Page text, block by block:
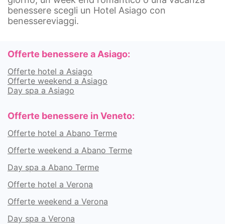
benessere scegli un Hotel Asiago con
benessereviaggi.
Offerte benessere a Asiago:
Offerte hotel a Asiago
Offerte weekend a Asiago
Day spa a Asiago
Offerte benessere in Veneto:
Offerte hotel a Abano Terme
Offerte weekend a Abano Terme
Day spa a Abano Terme
Offerte hotel a Verona
Offerte weekend a Verona
Day spa a Verona